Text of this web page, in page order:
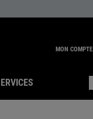
MON COMPTE